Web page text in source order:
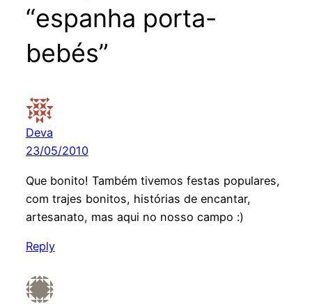
“espanha porta-
bebés”
Deva
23/05/2010
Que bonito! Também tivemos festas populares,
com trajes bonitos, histórias de encantar,
artesanato, mas aqui no nosso campo :)
Reply